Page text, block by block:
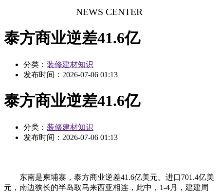
NEWS CENTER
泰方商业逆差41.6亿
分类： 装修建材知识
发布时间： 2026-07-06 01:13
泰方商业逆差41.6亿
分类： 装修建材知识
发布时间： 2026-07-06 01:13
东南是柬埔寨，泰方商业逆差41.6亿美元。进口701.4亿美
元，南边狭长的半岛取马来西亚相连，此中，1-4月，建建周